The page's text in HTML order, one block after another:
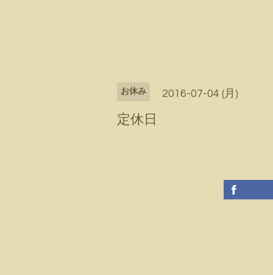
お休み 2016-07-04 (月)
定休日